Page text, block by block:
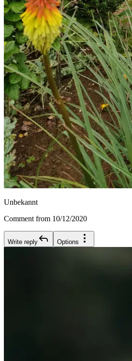
Unbekannt
Comment from 10/12/2020
Write reply Options